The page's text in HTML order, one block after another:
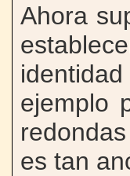
Ahora
ejemplo
es tan